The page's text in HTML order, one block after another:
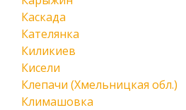
Каскада
Кателянка
Киликиев
Кисели
Клепачи (Хмельницкая обл.)
Климашовка